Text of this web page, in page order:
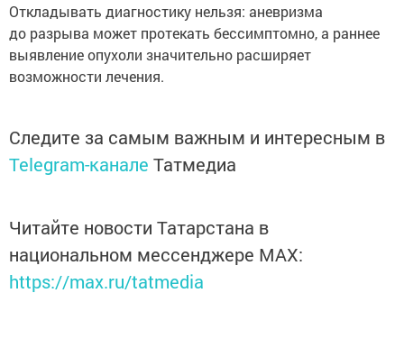
Откладывать диагностику нельзя: аневризма
до разрыва может протекать бессимптомно, а раннее
выявление опухоли значительно расширяет
возможности лечения.
Следите за самым важным и интересным в
Telegram-канале Татмедиа
Читайте новости Татарстана в
национальном мессенджере MАХ:
https://max.ru/tatmedia